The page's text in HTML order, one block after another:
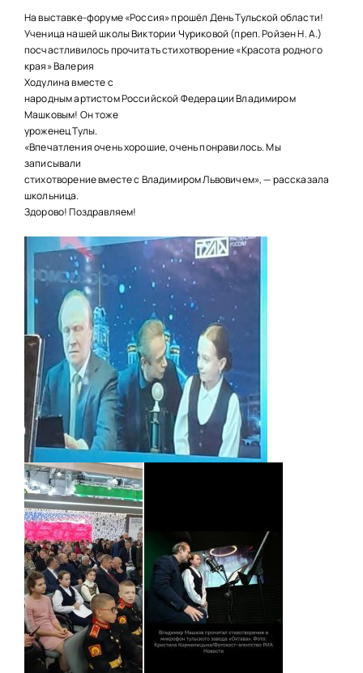
НАШИ ПРОЕКТЫ
ОБУЧАЮЩИМСЯ
На выставке-форуме «Россия» прошёл День Тульской области!
Ученица нашей школы Виктории Чуриковой (преп. Ройзен Н. А.)
посчастливилось прочитать стихотворение «Красота родного
края» Валерия
Ходулина вместе с
народным артистом Российской Федерации Владимиром
Машковым! Он тоже
уроженец Тулы.
«Впечатления очень хорошие, очень понравилось. Мы
записывали
стихотворение вместе с Владимиром Львовичем», — рассказала
школьница.
Здорово! Поздравляем!